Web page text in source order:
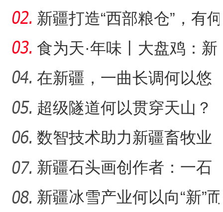
让少数民族古籍文字“活
新疆打造“西部粮仓”，有何
支撑？
食为天·年味丨大盘鸡：新
疆春节餐桌上的年味担当
在新疆，一曲长调何以悠
扬？
超级隧道何以贯穿天山？
数智技术助力新疆畜牧业
走“新”路
新疆石头画创作者：一石
一画乐在其中
新疆冰雪产业何以向“新”而